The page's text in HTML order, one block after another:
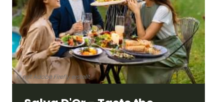
© mit Adobe Firefly erstellt